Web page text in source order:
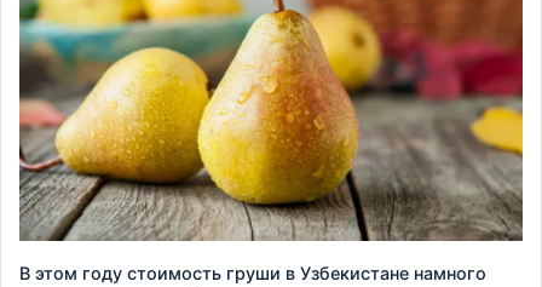
В этом году стоимость груши в Узбекистане намного